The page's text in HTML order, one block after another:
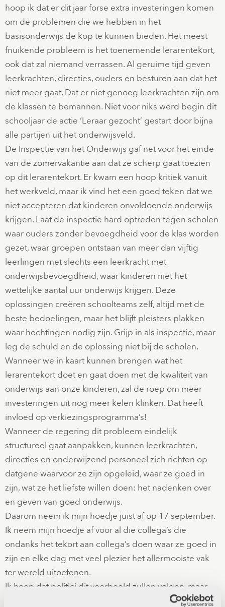
hoop ik dat er dit jaar forse extra investeringen komen
om de problemen die we hebben in het
basisonderwijs de kop te kunnen bieden. Het meest
fnuikende probleem is het toenemende lerarentekort,
ook dat zal niemand verrassen. Al geruime tijd geven
leerkrachten, directies, ouders en besturen aan dat het
niet meer gaat. Dat er niet genoeg leerkrachten zijn om
de klassen te bemannen. Niet voor niks werd begin dit
schooljaar de actie ‘Leraar gezocht’ gestart door bijna
alle partijen uit het onderwijsveld.
De Inspectie van het Onderwijs gaf net voor het einde
van de zomervakantie aan dat ze scherp gaat toezien
op dit lerarentekort. Er kwam een hoop kritiek vanuit
het werkveld, maar ik vind het een goed teken dat we
niet accepteren dat kinderen onvoldoende onderwijs
krijgen. Laat de inspectie hard optreden tegen scholen
waar ouders zonder bevoegdheid voor de klas worden
gezet, waar groepen ontstaan van meer dan vijftig
leerlingen met slechts een leerkracht met
onderwijsbevoegdheid, waar kinderen niet het
wettelijke aantal uur onderwijs krijgen. Deze
oplossingen creëren schoolteams zelf, altijd met de
beste bedoelingen, maar het blijft pleisters plakken
waar hechtingen nodig zijn. Grijp in als inspectie, maar
leg de schuld en de oplossing niet bij de scholen.
Wanneer we in kaart kunnen brengen wat het
lerarentekort doet en gaat doen met de kwaliteit van
onderwijs aan onze kinderen, zal de roep om meer
investeringen uit nog meer kelen klinken. Dat heeft
invloed op verkiezingsprogramma’s!
Wanneer de regering dit probleem eindelijk
structureel gaat aanpakken, kunnen leerkrachten,
directies en onderwijzend personeel zich richten op
datgene waarvoor ze zijn opgeleid, waar ze goed in
zijn, wat ze het liefste willen doen: het nadenken over
en geven van goed onderwijs.
Daarom neem ik mijn hoedje juist af op 17 september.
Ik neem mijn hoedje af voor al die collega’s die
ondanks het tekort aan collega’s doen waar ze goed in
zijn en elke dag met veel plezier het allermooiste vak
ter wereld uitoefenen.
Ik hoop dat politici dit voorbeeld zullen volgen, maar
liever nog hun uiterste best gaan doen om het